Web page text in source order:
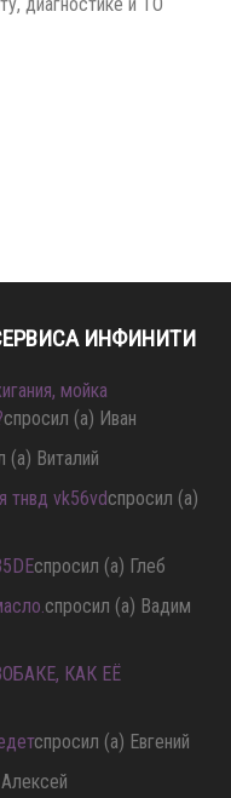
ИНФИНИТИ
мойка
спросил (а) Иван
(а) Виталий
тнвд vk56vdспросил (а)
спросил (а) Глеб
спросил (а) Вадим
КАК ЕЁ
спросил (а) Евгений